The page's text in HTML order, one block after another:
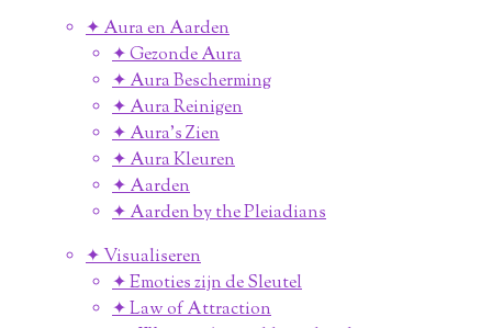
✦ Aura en Aarden
✦ Gezonde Aura
✦ Aura Bescherming
✦ Aura Reinigen
✦ Aura's Zien
✦ Aura Kleuren
✦ Aarden
✦ Aarden by the Pleiadians
✦ Visualiseren
✦ Emoties zijn de Sleutel
✦ Law of Attraction